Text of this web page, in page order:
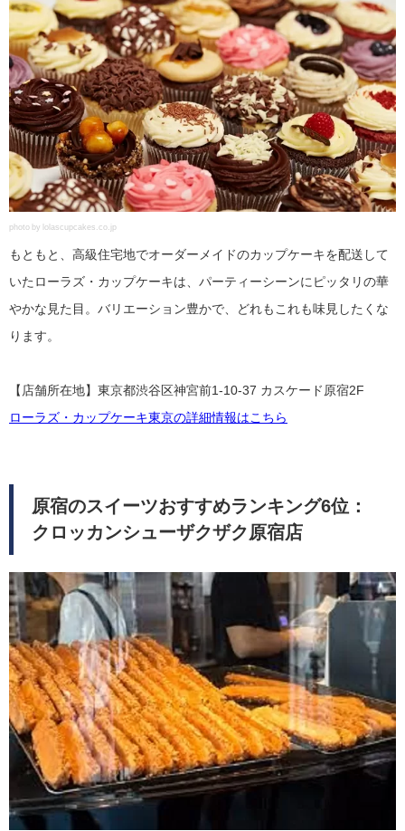
photo by lolascupcakes.co.jp
もともと、高級住宅地でオーダーメイドのカップケーキを配送して
いたローラズ・カップケーキは、パーティーシーンにピッタリの華
やかな見た目。バリエーション豊かで、どれもこれも味見したくな
ります。
【店舗所在地】東京都渋谷区神宮前1-10-37 カスケード原宿2F
ローラズ・カップケーキ東京の詳細情報はこちら
原宿のスイーツおすすめランキング6位：
クロッカンシューザクザク原宿店